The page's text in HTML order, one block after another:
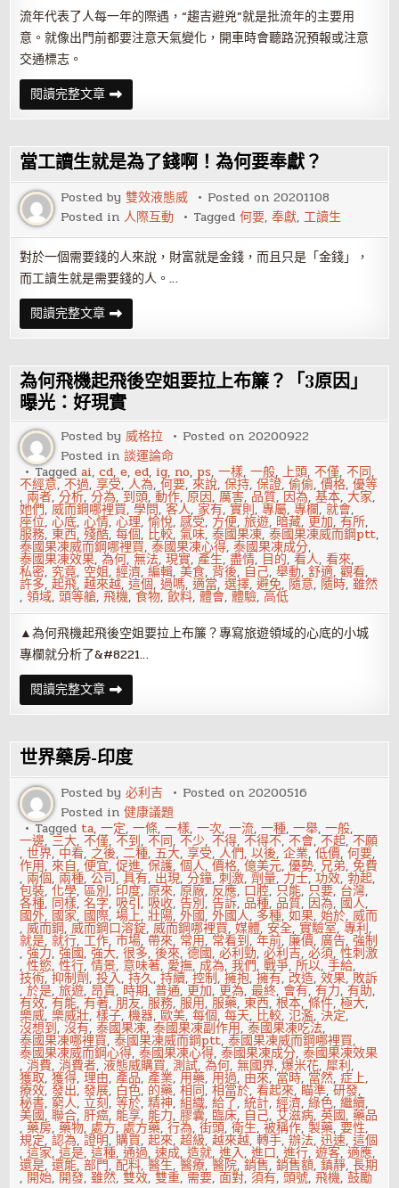
流年代表了人每一年的際遇，“趨吉避兇”就是批流年的主要用
意。就像出門前都要注意天氣變化，開車時會聽路況預報或注意
交通標志。
閱讀完整文章威
而
鋼
何
要
空
腹
當工讀生就是為了錢啊！為何要奉獻？
Posted by雙效液態威 Posted on20201108
Posted in人際互動 Tagged何要,奉獻,工讀生
對於一個需要錢的人來說，財富就是金錢，而且只是「金錢」，
而工讀生就是需要錢的人。…
閱讀完整文章當
工
讀
就
是
為
了
錢
啊！
為
何
要
奉
獻？
為何飛機起飛後空姐要拉上布簾？「3原因」
曝光：好現實
Posted by威格拉 Posted on20200922
Posted in談運論命
Taggedai,cd,e,ed, ig, no, ps,一樣,一般,上頭,不僅,不同,
不經意,不過,享受,人為,何要,來說,保持,保證,偷偷,價格,優等
, 兩者,分析,分為, 到頭,動作,原因,厲害, 品質, 因為,基本,大家,
她們,威而鋼哪裡買,學問,客人, 家有,實則,專屬,專欄,就會,
座位,心底,心情,心理,愉悅,感受, 方便,旅遊, 暗藏,更加,有所,
服務,東西,殘酷,每個, 比較,氣味,泰國果凍,泰國果凍威而鋼ptt,
泰國果凍威而鋼哪裡買,泰國果凍心得,泰國果凍成分,
泰國果凍效果,為何,無法,現實,產生,盡情, 目的,看人,看來,
私密, 究竟, 空姐,經濟,編輯,美食, 背後, 自己,舉動,舒適,觀看,
許多,起飛,越來越,這個,過嗎,適當,選擇,避免, 隨意, 隨時,雖然
,領域,頭等艙,飛機,食物,飲料,體會,體驗,高低
▲為何飛機起飛後空姐要拉上布簾？專寫旅遊領域的心底的小城
專欄就分析了&#8221…
閱讀完整文章為
何
飛
起
飛
後
空
姐
要
拉
上
布
簾？
「3
原
因」
曝
光：
好
現
實
世界藥房-印度
Posted by必利吉 Posted on20200516
Posted in健康議題
Tagged ta,一定,一條,一樣,一次,一流,一種,一舉,一般,
一邊,三大,不僅,不到,不同,不少,不得,不得不,不會,不起,不願
,世界, 中看, 之後,二種,五大,享受,人們,以後,企業,低價,何要,
作用,來自,便宜,促進,保護,個人,價格,億美元,優勢, 兄弟,免費
, 兩個, 兩種,公司,具有, 出現,分鐘,刺激,劑量, 力士,功效,勃起,
包裝,化學,區別, 印度,原來,原廠, 反應, 口腔, 只能, 只要, 台灣,
各種, 同樣,名字, 吸引, 吸收,告別,告訴, 品種, 品質, 因為, 國人,
國外, 國家, 國際,場上,壯陽,外國,外國人, 多種,如果,始於,威而
,威而鋼,威而鋼口溶錠,威而鋼哪裡買,媒體, 安全,實驗室,專利,
就是,就行,工作,市場,帶來, 常用, 常看到,年前,廉價,廣告,強制
,強力,強國,強大,很多,後來,德國,必利勁,必利吉,必須,性刺激
,性慾,性行,情景, 意味著, 愛撫, 成為,我們,戰爭,所以,手給,
技術,抑制劑,投入,持久,持續,控制,擁抱,擁有, 改造,效果, 敗訴
,於是,旅遊, 昂貴, 時期,普通, 更加, 更為,最終, 會有,有力,有助,
有效,有能,有著,朋友,服務,服用,服藥,東西,根本,條件,極大,
樂威,樂威壯,樣子,機器,歐美,每個,每天, 比較,氾濫,決定,
沒想到,沒有,泰國果凍,泰國果凍副作用,泰國果凍吃法,
泰國果凍哪裡買,泰國果凍威而鋼ptt,泰國果凍威而鋼哪裡買,
泰國果凍威而鋼心得,泰國果凍心得,泰國果凍成分,泰國果凍效果
,消費,消費者,液態威購買,測試,為何,無國界,爆米花,犀利,
獲取,獲得,理由,產品,產業, 用藥, 用過, 由來, 當時, 當然,症上,
療效,發出,發展, 白色, 的藥,相同,相當於,看起來, 瞄準,研發,
秘書, 窮人,立刻,等於,精神,組織,給了,統計,經濟,綠色,繼續,
美國,聯合,肝癌, 能享, 能力,膠囊, 臨床, 自己,艾滋病,英國,藥品
,藥房,藥物, 處方,處方藥,行為,街頭,衛生,被稱作,製藥,要性,
規定,認為,證明,購買,起來,超級,越來越,轉手,辦法,迅速,這個
,這家,這是,這種,通過,速成,造就,進入,進口,進行,遊客,適應,
還是,還能,部門,配料,醫生,醫療,醫院,銷售,銷售額,鎮靜,長期
, 開始, 開發,雖然,雙效,雙重, 需要,面對,須有,頭號,飛機,鼓勵